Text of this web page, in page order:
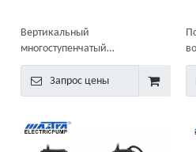
Вертикальный
многоступенчатый
центробежный насос RDL
Запрос цены